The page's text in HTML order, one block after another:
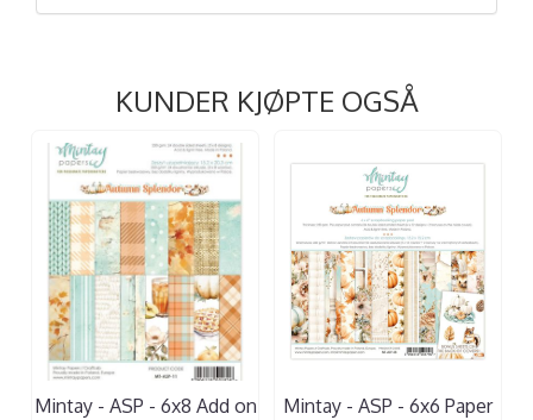
KUNDER KJØPTE OGSÅ
Mintay - ASP - 6x8 Add on
Mintay - ASP - 6x6 Paper